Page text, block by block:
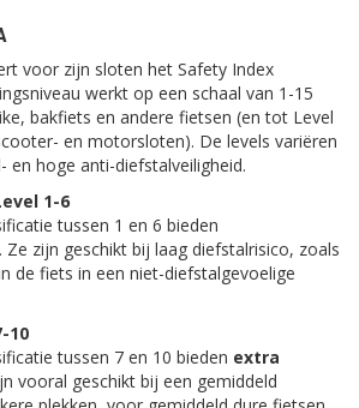
voor zijn sloten het Safety Index
werkt op een schaal van 1-15
bakfiets en andere fietsen (en tot Level
en motorsloten). De levels variëren
en hoge anti-diefstalveiligheid.
1-6
tussen 1 en 6 bieden
. Ze zijn geschikt bij laag diefstalrisico, zoals
de fiets in een niet-diefstalgevoelige
10
tussen 7 en 10 bieden extra
vooral geschikt bij een gemiddeld